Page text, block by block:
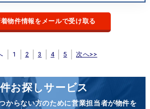
物件情報をメールで受け取る
1 2 3 4 5 次へ>>
お探しサービス
からない方のために営業担当者が物件を